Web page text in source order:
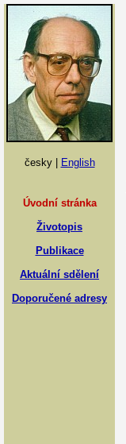
česky | English
Úvodní stránka
Životopis
Publikace
Aktuální sdělení
Doporučené adresy